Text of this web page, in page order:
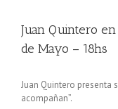
Juan Quintero
de Mayo – 18hs
Juan Quintero presenta
acompañan”.